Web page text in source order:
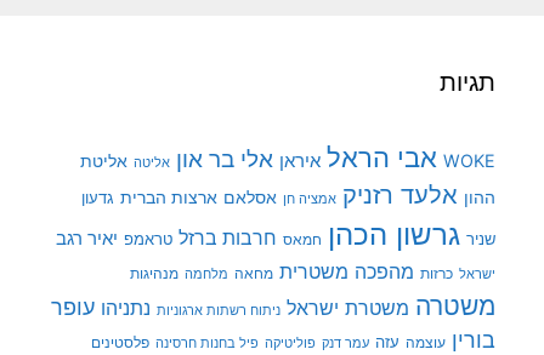
תגיות
WOKE אבי הראל איראן אלי בר און אליטה אליטת
ההון אלעד רזניק אמציה חן אסלאם ארצות הברית גדעון
שניר גרשון הכהן חמאס חרבות ברזל טראמפ יאיר רגב
ישראל כרזות מהפכה משטרית מחאה מלחמה מנהיגות
משטרה משטרת ישראל ניתוח רשתות ארגוניות נתניהו עופר
בורין עוצמה עזה עמר דנק פוליטיקה פיל בחנות חרסינה פלסטינים